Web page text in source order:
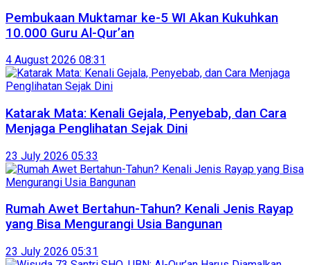
Pembukaan Muktamar ke-5 WI Akan Kukuhkan
10.000 Guru Al-Qur’an
4 August 2026 08:31
Katarak Mata: Kenali Gejala, Penyebab, dan Cara
Menjaga Penglihatan Sejak Dini
23 July 2026 05:33
Rumah Awet Bertahun-Tahun? Kenali Jenis Rayap
yang Bisa Mengurangi Usia Bangunan
23 July 2026 05:31